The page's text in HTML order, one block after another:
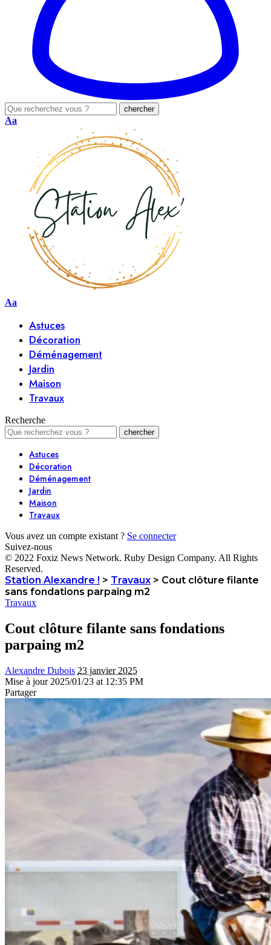
Aa
Aa
Astuces
Décoration
Déménagement
Jardin
Maison
Travaux
Recherche
Astuces
Décoration
Déménagement
Jardin
Maison
Travaux
Vous avez un compte existant ? Se connecter
Suivez-nous
© 2022 Foxiz News Network. Ruby Design Company. All Rights
Reserved.
Station Alexandre ! > Travaux > Cout clôture filante
sans fondations parpaing m2
Travaux
Cout clôture filante sans fondations
parpaing m2
Alexandre Dubois 23 janvier 2025
Mise à jour 2025/01/23 at 12:35 PM
Partager